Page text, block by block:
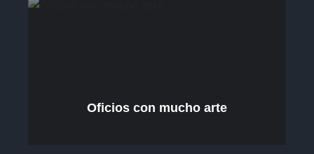
Oficios con mucho arte